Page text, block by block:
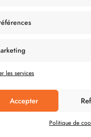
les services
Accepter
Politique de
POLITIQUE DE